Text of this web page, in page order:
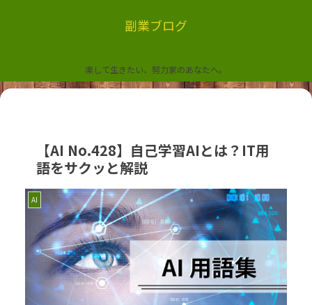
副業ブログ
楽して生きたい、努力家のあなたへ。
【AI No.428】自己学習AIとは？IT用
語をサクッと解説
AI